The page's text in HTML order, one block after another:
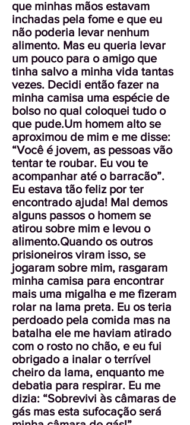
que minhas mãos estavam
inchadas pela fome e que eu
não poderia levar nenhum
alimento. Mas eu queria levar
um pouco para o amigo que
tinha salvo a minha vida tantas
vezes. Decidi então fazer na
minha camisa uma espécie de
bolso no qual coloquei tudo o
que pude.Um homem alto se
aproximou de mim e me disse:
“Você é jovem, as pessoas vão
tentar te roubar. Eu vou te
acompanhar até o barracão”.
Eu estava tão feliz por ter
encontrado ajuda! Mal demos
alguns passos o homem se
atirou sobre mim e levou o
alimento.Quando os outros
prisioneiros viram isso, se
jogaram sobre mim, rasgaram
minha camisa para encontrar
mais uma migalha e me fizeram
rolar na lama preta. Eu os teria
perdoado pela comida mas na
batalha ele me haviam atirado
com o rosto no chão, e eu fui
obrigado a inalar o terrível
cheiro da lama, enquanto me
debatia para respirar. Eu me
dizia: “Sobrevivi às câmaras de
gás mas esta sufocação será